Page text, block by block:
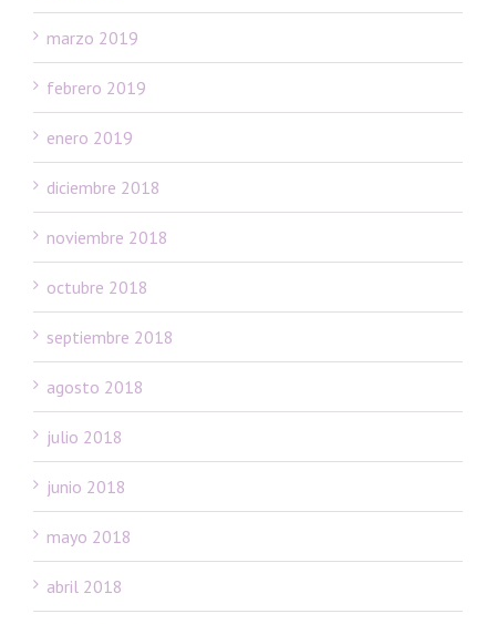
marzo 2019
febrero 2019
enero 2019
diciembre 2018
noviembre 2018
octubre 2018
septiembre 2018
agosto 2018
julio 2018
junio 2018
mayo 2018
abril 2018